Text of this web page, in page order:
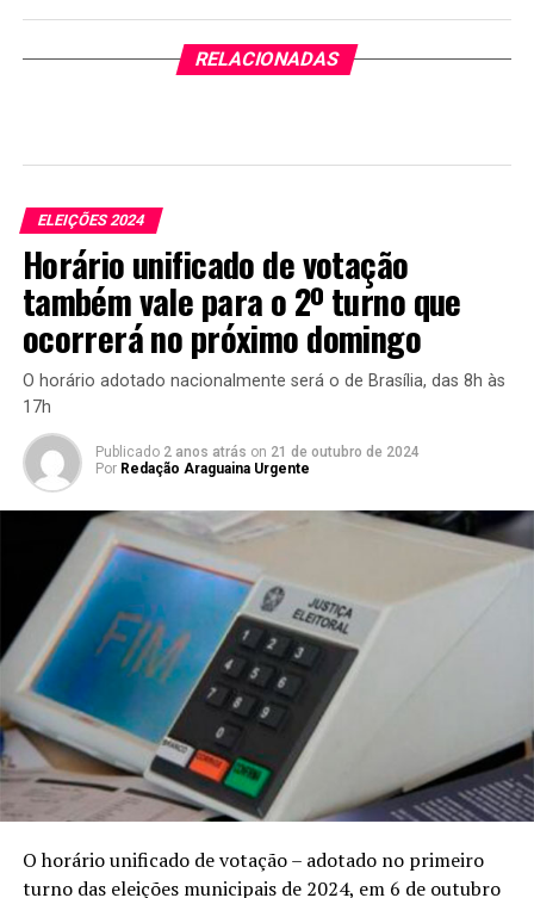
RELACIONADAS
ELEIÇÕES 2024
Horário unificado de votação
também vale para o 2º turno que
ocorrerá no próximo domingo
O horário adotado nacionalmente será o de Brasília, das 8h às
17h
Publicado 2 anos atrás on 21 de outubro de 2024
Por Redação Araguaina Urgente
O horário unificado de votação – adotado no primeiro
turno das eleições municipais de 2024, em 6 de outubro